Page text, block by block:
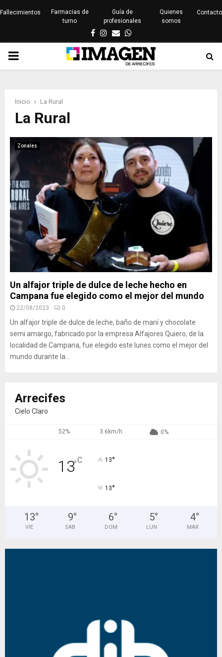
Fallecimientos
Farmacias de
turno
Guía de
profesionales
Quienes
somos
Contacto
Facebook
Instagram
EmailWhatsapp
PRIMARY
Inicio La Rural
La Rural
Zonales
Un alfajor triple de dulce de leche hecho en
Campana fue elegido como el mejor del mundo
22/08/2023 0
Un alfajor triple de dulce de leche, baño de maní y chocolate
semi amargo, fabricado por la empresa Alfajores Quiero, de la
localidad de Campana, fue elegido este lunes como el mejor del
mundo durante la...
Arrecifes
Cielo Claro
52% 3.6km/h 0%
13°C 13°
13°
13°
VIE
9°
SAB
6°
DOM
5°
LUN
4°
MAR